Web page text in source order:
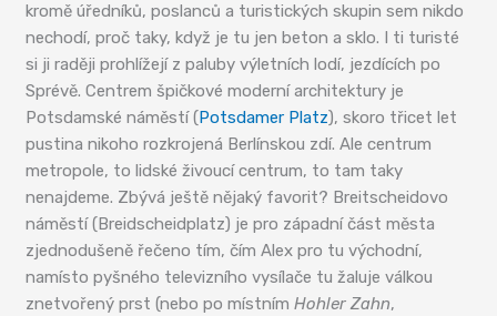
kromě úředníků, poslanců a turistických skupin sem nikdo
nechodí, proč taky, když je tu jen beton a sklo. I ti turisté
si ji raději prohlížejí z paluby výletních lodí, jezdících po
Sprévě. Centrem špičkové moderní architektury je
Potsdamské náměstí ( Potsdamer Platz), skoro třicet let
pustina nikoho rozkrojená Berlínskou zdí. Ale centrum
metropole, to lidské živoucí centrum, to tam taky
nenajdeme. Zbývá ještě nějaký favorit? Breitscheidovo
náměstí (Breidscheidplatz) je pro západní část města
zjednodušeně řečeno tím, čím Alex pro tu východní,
namísto pyšného televizního vysílače tu žaluje válkou
znetvořený prst (nebo po místnímHohler Zahn,